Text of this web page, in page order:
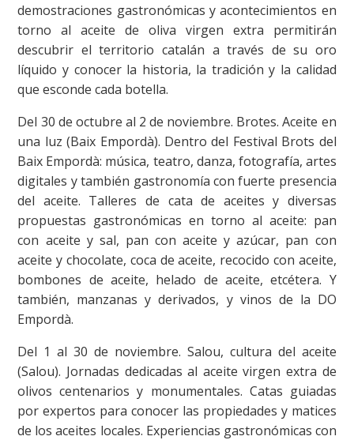
demostraciones gastronómicas y acontecimientos en
torno al aceite de oliva virgen extra permitirán
descubrir el territorio catalán a través de su oro
líquido y conocer la historia, la tradición y la calidad
que esconde cada botella.
Del 30 de octubre al 2 de noviembre. Brotes. Aceite en
una luz (Baix Empordà). Dentro del Festival Brots del
Baix Empordà: música, teatro, danza, fotografía, artes
digitales y también gastronomía con fuerte presencia
del aceite. Talleres de cata de aceites y diversas
propuestas gastronómicas en torno al aceite: pan
con aceite y sal, pan con aceite y azúcar, pan con
aceite y chocolate, coca de aceite, recocido con aceite,
bombones de aceite, helado de aceite, etcétera. Y
también, manzanas y derivados, y vinos de la DO
Empordà.
Del 1 al 30 de noviembre. Salou, cultura del aceite
(Salou). Jornadas dedicadas al aceite virgen extra de
olivos centenarios y monumentales. Catas guiadas
por expertos para conocer las propiedades y matices
de los aceites locales. Experiencias gastronómicas con